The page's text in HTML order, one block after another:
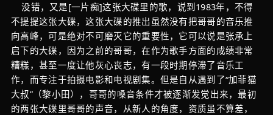
没错，又是[一片痴]这张大碟里的歌，说到1983年，不得
不提提这张大碟，这张大碟的推出虽然没有把哥哥的音乐推
向高峰，可是绝对不可磨灭它的重要性，它可以说是张承上
启下的大碟，因为之前的哥哥，在作为歌手方面的成绩非常
糟糕，甚至一度让他灰心丧志，有一段时期停滞了音乐工
作，而专注于拍摄电影和电视剧集。但是自从遇到了“加菲猫
大叔”（黎小田），哥哥的嗓音条件才被逐渐发觉出来，最初
的两张大碟里哥哥的声音，从新人的角度，资质虽不算差，